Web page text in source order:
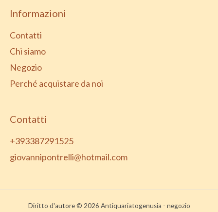
Informazioni
Contatti
Chi siamo
Negozio
Perché acquistare da noi
Contatti
+393387291525
giovannipontrelli@hotmail.com
Diritto d'autore © 2026 Antiquariatogenusia - negozio